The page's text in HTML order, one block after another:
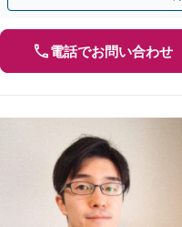
電話でお問い合わせ